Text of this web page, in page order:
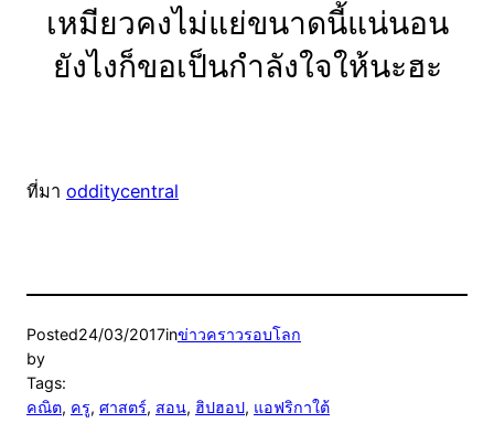
เหมียวคงไม่แย่ขนาดนี้แน่นอน
ยังไงก็ขอเป็นกำลังใจให้นะฮะ
ที่มา odditycentral
Posted24/03/2017inข่าวคราวรอบโลก
by
Tags:
คณิต, ครู, ศาสตร์, สอน, ฮิปฮอป, แอฟริกาใต้